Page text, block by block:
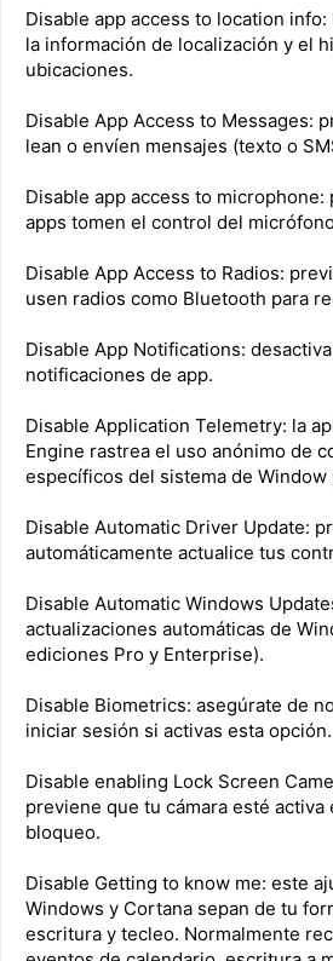
Disable app access to location
la información de localización y el
ubicaciones.
Disable App Access to Messages:
lean o envíen mensajes (texto o
Disable app access to microphone:
apps tomen el control del
Disable App Access to Radios:
usen radios como Bluetooth para
Disable App Notifications:
notificaciones de app.
Disable Application Telemetry: la
Engine rastrea el uso anónimo de
específicos del sistema de Window
Disable Automatic Driver Update:
automáticamente actualice tus
Disable Automatic Windows
actualizaciones automáticas de
ediciones Pro y Enterprise).
Disable Biometrics: asegúrate de
iniciar sesión si activas esta opción.
Disable enabling Lock Screen
previene que tu cámara esté activa
bloqueo.
Disable Getting to know me: este
Windows y Cortana sepan de tu
escritura y tecleo. Normalmente